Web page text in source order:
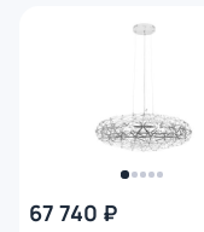
67 740 ₽